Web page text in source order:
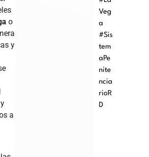
o
y
y
a
Veg
a
#Sis
tem
aPe
nite
ncia
rioR
D